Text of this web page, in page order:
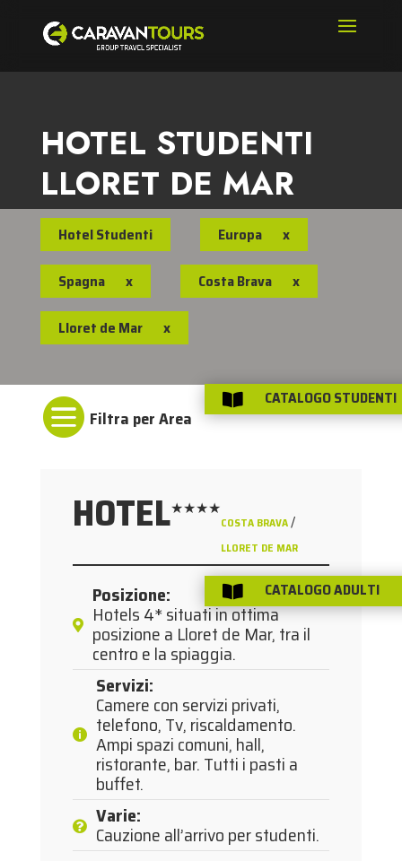
HOTEL STUDENTI
LLORET DE MAR
Hotel Studenti Europa x
Spagna x Costa Brava x
Lloret de Mar x

HOTEL★★★★
COSTA BRAVA/
LLORET DE MAR
Posizione:
Hotels 4* situati in ottima
posizione a Lloret de Mar, tra il
centro e la spiaggia.
Servizi:
Camere con servizi privati,
telefono, Tv, riscaldamento.
Ampi spazi comuni, hall,
ristorante, bar. Tutti i pasti a
buffet.
Varie:
Cauzione all’arrivo per studenti.
 CATALOGO STUDENTI
 CATALOGO ADULTI